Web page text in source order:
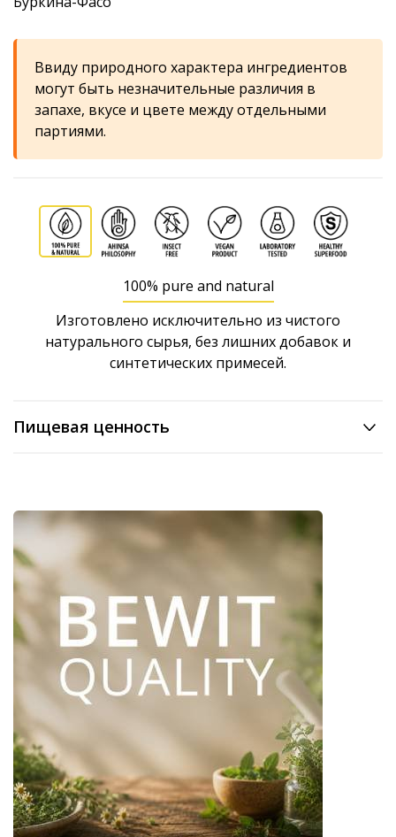
Ввиду природного характера ингредиентов
могут быть незначительные различия в
запахе, вкусе и цвете между отдельными
партиями.
100% pure and natural
Изготовлено исключительно из чистого
натурального сырья, без лишних добавок и
синтетических примесей.
Пищевая ценность